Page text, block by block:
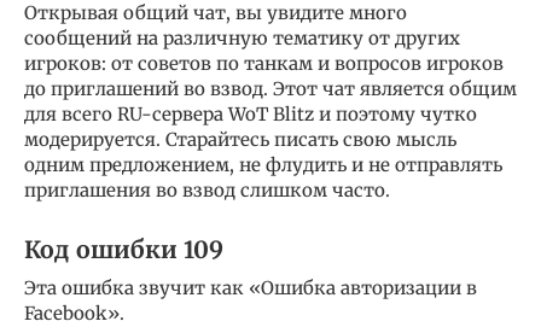
Открывая общий чат, вы увидите много
сообщений на различную тематику от других
игроков: от советов по танкам и вопросов игроков
до приглашений во взвод. Этот чат является общим
для всего RU-сервера WoT Blitz и поэтому чутко
модерируется. Старайтесь писать свою мысль
одним предложением, не флудить и не отправлять
приглашения во взвод слишком часто.
Код ошибки 109
Эта ошибка звучит как «Ошибка авторизации в
Facebook».